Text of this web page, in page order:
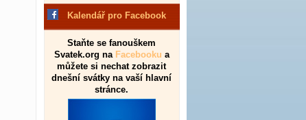
Kalendář pro Facebook
Staňte se fanouškem
Svatek.org na Facebooku a
můžete si nechat zobrazit
dnešní svátky na vaší hlavní
stránce.